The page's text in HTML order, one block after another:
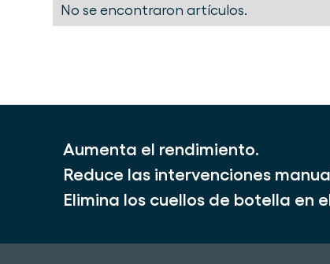
No se encontraron artículos.
Aumenta el rendimiento.
Reduce las intervenciones
Elimina los cuellos de botella en